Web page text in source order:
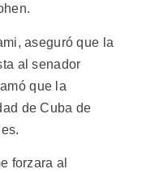
aseguró que la
al senador
que la
de Cuba de
forzara al